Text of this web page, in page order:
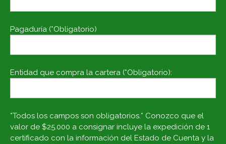
Pagaduría (*Obligatorio)
Entidad que compra la cartera (*Obligatorio):
*Todos los campos son obligatorios.* Conozco que el
valor de $25.000 a consignar incluye la expedición de 1
certificado con la información del Estado de Cuenta y la